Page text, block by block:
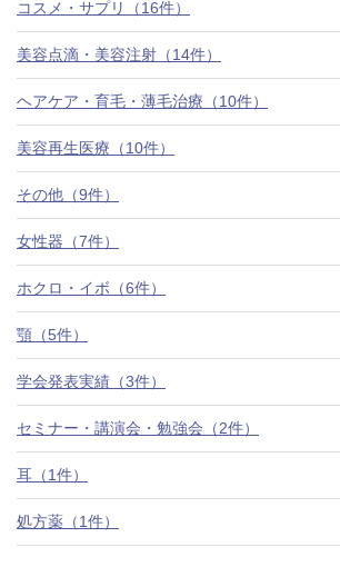
医師紹介
アクセス
西梅田から徒歩2分
ついて
よくあるご質問
美容ブログ
コスメ・サプリ（16件）
美容点滴・美容注射（14件）
ヘアケア・育毛・薄毛治療（10件）
美容再生医療（10件）
その他（9件）
女性器（7件）
ホクロ・イボ（6件）
顎（5件）
学会発表実績（3件）
セミナー・講演会・勉強会（2件）
耳（1件）
処方薬（1件）